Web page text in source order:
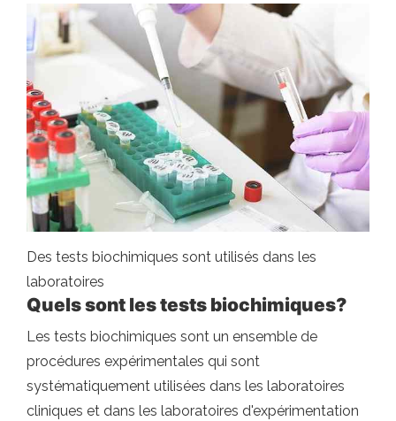
Des tests biochimiques sont utilisés dans les
laboratoires
Quels sont les tests biochimiques?
Les tests biochimiques sont un ensemble de
procédures expérimentales qui sont
systématiquement utilisées dans les laboratoires
cliniques et dans les laboratoires d'expérimentation